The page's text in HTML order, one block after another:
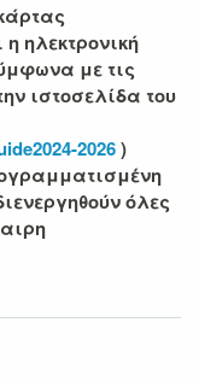
ηλεκτρονική
με τις
ιστοσελίδα του
2026)
όλες